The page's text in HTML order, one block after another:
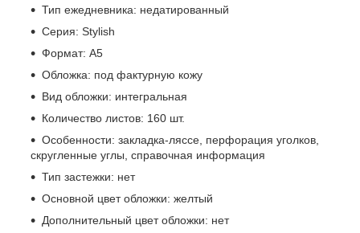
Тип ежедневника: недатированный
Серия: Stylish
Формат: А5
Обложка: под фактурную кожу
Вид обложки: интегральная
Количество листов: 160 шт.
Особенности: закладка-ляссе, перфорация уголков,
скругленные углы, справочная информация
Тип застежки: нет
Основной цвет обложки: желтый
Дополнительный цвет обложки: нет